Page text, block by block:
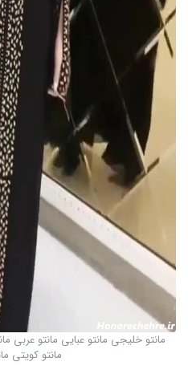
مانتو خلیجی مانتو عبایی مانتو عربی
مانتو کویتی